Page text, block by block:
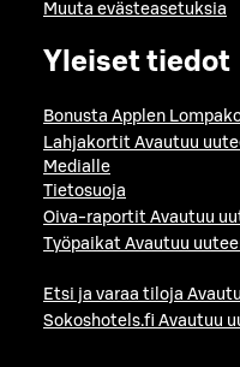
Muuta evästeasetuksia
Yleiset tiedot
Bonusta Applen
Lahjakortit Avautuu
Medialle
Tietosuoja
Oiva-raportit Avautuu
Työpaikat Avautuu
Etsi ja varaa tiloja
Sokoshotels.fi Avautuu